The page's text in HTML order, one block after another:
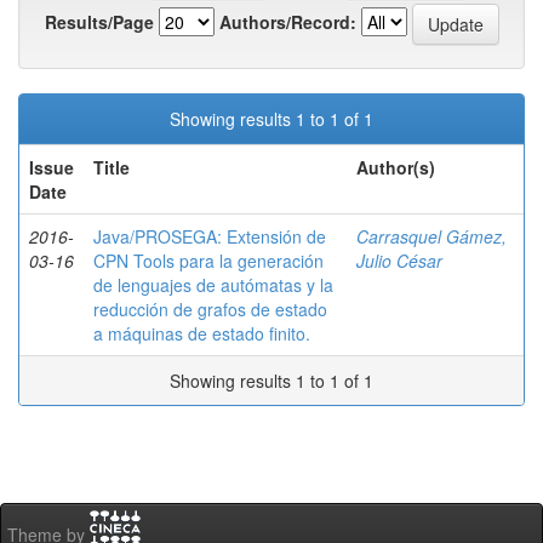
Results/Page
Authors/Record:
Showing results 1 to 1 of 1
Issue
Date
Title Author(s)
2016-
03-16
Java/PROSEGA: Extensión de
CPN Tools para la generación
de lenguajes de autómatas y la
reducción de grafos de estado
a máquinas de estado finito.
Carrasquel Gámez,
Julio César
Showing results 1 to 1 of 1
Theme by